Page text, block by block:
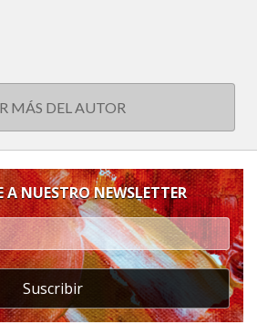
MÁS DEL AUTOR
A NUESTRO NEWSLETTER
Suscribir